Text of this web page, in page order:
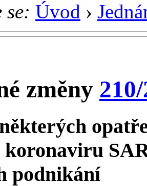
se: Úvod ›
změny
koronaviru
podnikání